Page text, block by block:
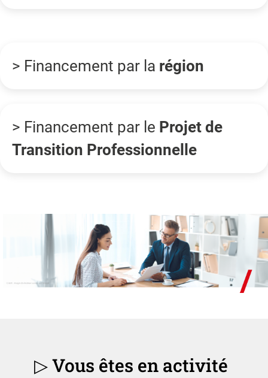
> Financement par la région
> Financement par le Projet de
Transition Professionnelle
▷ Vous êtes en activité